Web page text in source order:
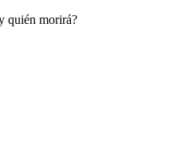
quién morirá?